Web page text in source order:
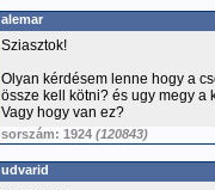
alemar
Sziasztok!
Olyan kérdésem lenne hogy a
össze kell kötni? és ugy megy a
Vagy hogy van ez?
sorszám: 1924 (120843)
udvarid